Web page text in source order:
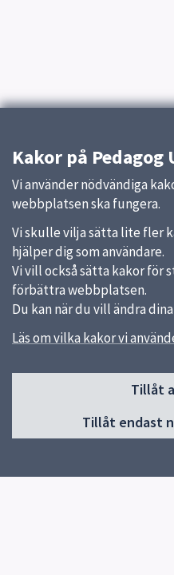
Kakor på Pedagog
Vi använder nödvändiga
webbplatsen ska fungera.
Vi skulle vilja sätta lite fler
hjälper dig som användare.
Vi vill också sätta kakor för
förbättra webbplatsen.
Du kan när du vill ändra
Läs om vilka kakor vi
Tillåt
Tillåt endast
Sidfot
Om Pedagog Uppsala